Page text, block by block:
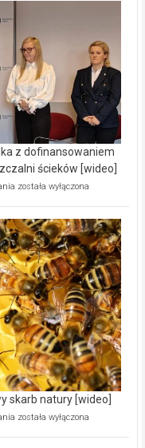
z dofinansowaniem
ścieków [wideo]
Ekologiczne
Wręczyca
Wielka
z
dofinansowaniem
ponad
15,6
mln
na
modernizację
oczyszczalni
ścieków
[wideo]
została wyłączona
skarb natury [wideo]
Ekologiczne
została wyłączona